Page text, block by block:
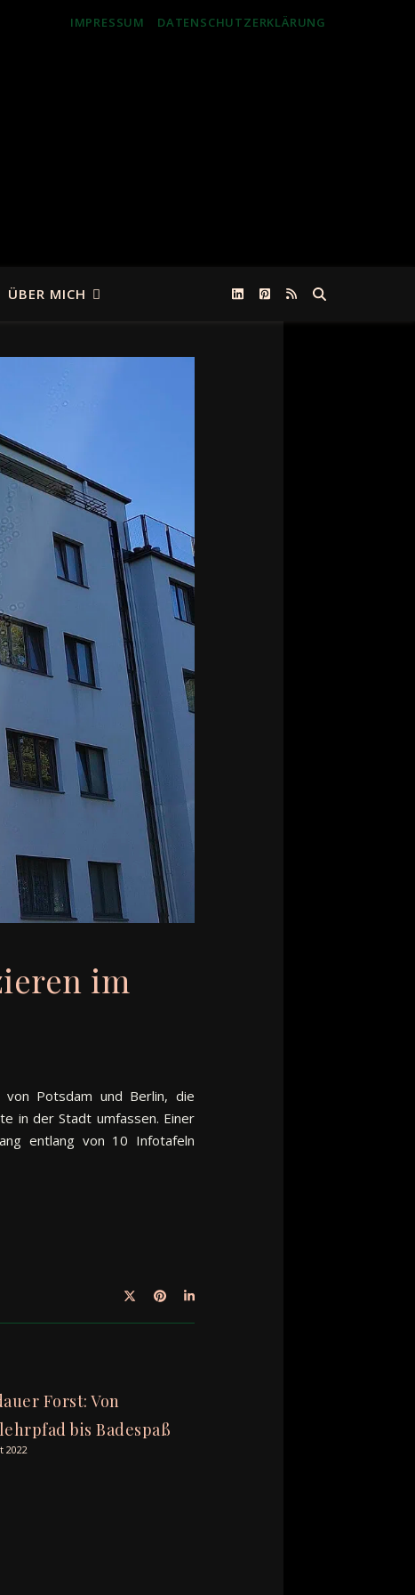
IMPRESSUM DATENSCHUTZERKLÄRUNG
ÜBER MICH
im
Potsdam und Berlin, die
in der Stadt umfassen. Einer
entlang von 10 Infotafeln
Forst: Von
bis Badespaß
2022